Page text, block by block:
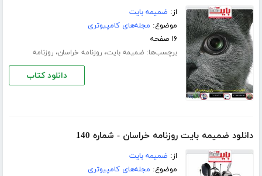
از: ضمیمه بایت
موضوع: مجله‌های کامپیوتری
۱۶ صفحه
برچسب‌ها:ضمیمه بایت،روزنامه خراسان،روزنامه
دانلود کتاب
دانلود ضمیمه بایت روزنامه خراسان - شماره 140
از: ضمیمه بایت
موضوع: مجله‌های کامپیوتری